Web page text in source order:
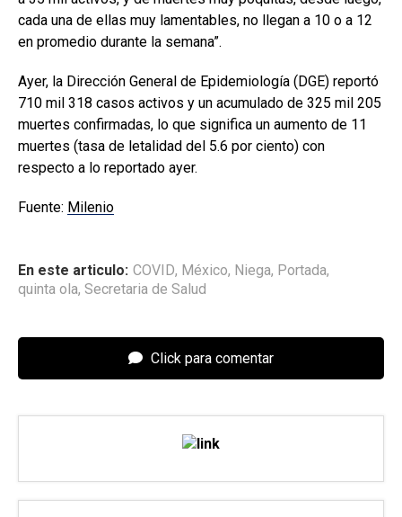
cada una de ellas muy lamentables, no llegan a 10 o a 12
en promedio durante la semana”.
Ayer, la Dirección General de Epidemiología (DGE) reportó
710 mil 318 casos activos y un acumulado de 325 mil 205
muertes confirmadas, lo que significa un aumento de 11
muertes (tasa de letalidad del 5.6 por ciento) con
respecto a lo reportado ayer.
Fuente: Milenio
En este articulo: COVID, México, Niega, Portada,
quinta ola, Secretaria de Salud
Click para comentar